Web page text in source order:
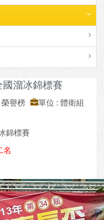
溜冰錦標賽
譽榜
單位 : 體衛組
錦標賽
名